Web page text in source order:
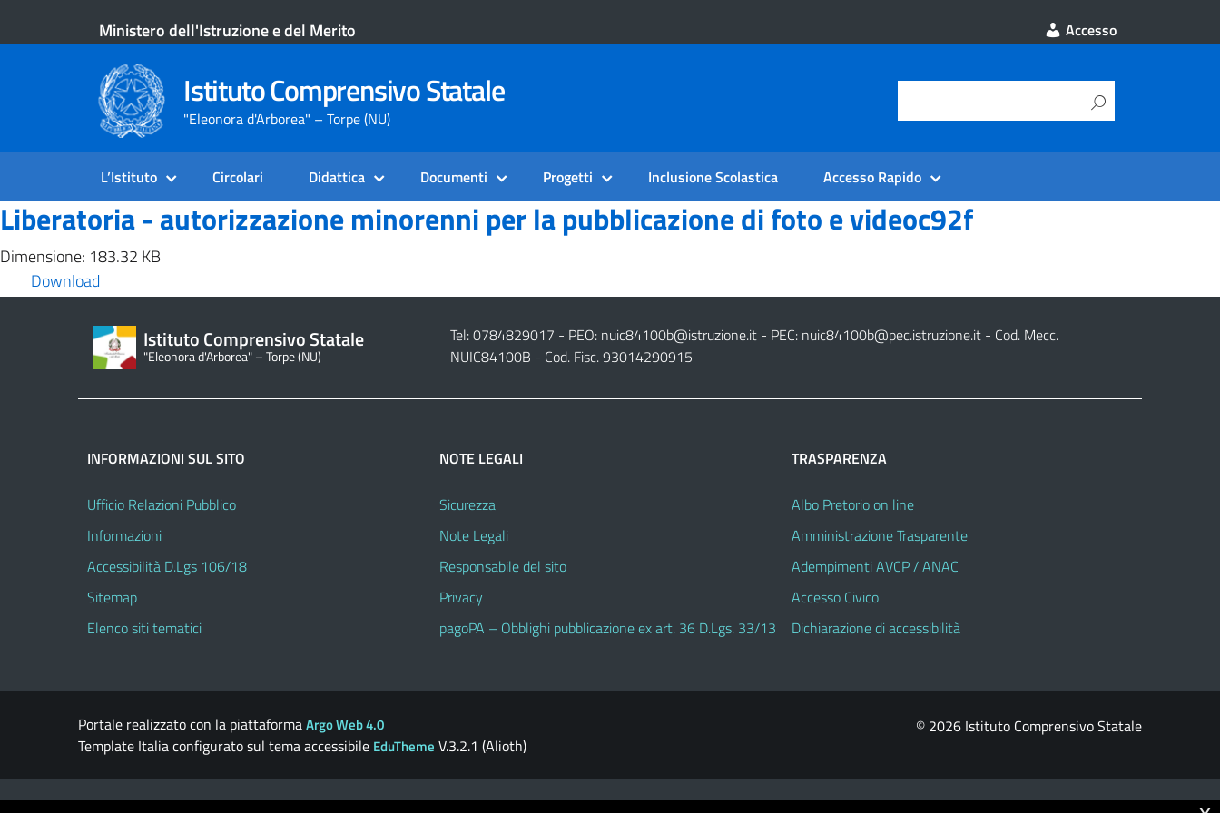
Ministero dell'Istruzione e del Merito Accesso
Istituto Comprensivo Statale
"Eleonora d'Arborea" – Torpe (NU)
L’Istituto Circolari Didattica Documenti Progetti Inclusione Scolastica Accesso Rapido
Liberatoria - autorizzazione minorenni per la pubblicazione di foto e videoc92f
Dimensione: 183.32 KB
Download
Istituto Comprensivo Statale
"Eleonora d'Arborea" – Torpe (NU)
Tel: 0784829017 - PEO: nuic84100b@istruzione.it- PEC: nuic84100b@pec.istruzione.it- Cod. Mecc.
NUIC84100B - Cod. Fisc. 93014290915
INFORMAZIONI SUL SITO
Ufficio Relazioni Pubblico
Informazioni
Accessibilità D.Lgs 106/18
Sitemap
Elenco siti tematici
NOTE LEGALI
Sicurezza
Note Legali
Responsabile del sito
Privacy
pagoPA – Obblighi pubblicazione ex art. 36 D.Lgs. 33/13
TRASPARENZA
Albo Pretorio on line
Amministrazione Trasparente
Adempimenti AVCP / ANAC
Accesso Civico
Dichiarazione di accessibilità
Portale realizzato con la piattaformaArgo Web 4.0
Template Italia configurato sul tema accessibile EduTheme V.3.2.1 (Alioth)
© 2026 Istituto Comprensivo Statale